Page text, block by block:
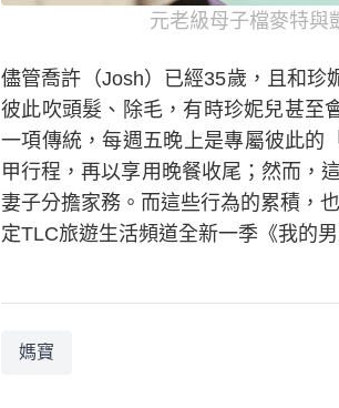
元老級母子檔麥特與
儘管喬許（Josh）已經35歲，且和珍
彼此吹頭髮、除毛，有時珍妮兒甚至
一項傳統，每週五晚上是專屬彼此的
甲行程，再以享用晚餐收尾；然而，
妻子分擔家務。而這些行為的累積，
定TLC旅遊生活頻道全新一季《我的
媽寶